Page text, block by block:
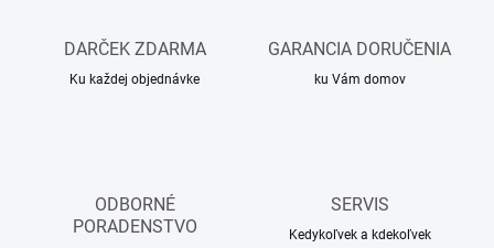
DARČEK ZDARMA
Ku každej objednávke
GARANCIA DORUČENIA
ku Vám domov
ODBORNÉ
PORADENSTVO
SERVIS
Kedykoľvek a kdekoľvek